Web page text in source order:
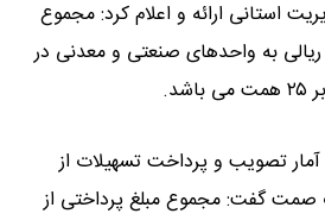
استانی ارائه و اعلام کرد: مجموع
به واحدهای صنعتی و معدنی در
تصویب و پرداخت تسهیلات از
صمت گفت: مجموع مبلغ پرداختی از